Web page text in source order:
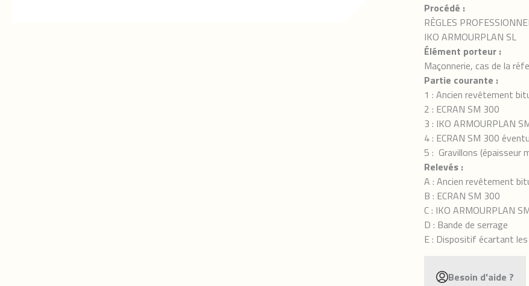
Procédé :
RÈGLES
IKO ARMOURPLAN SL
Élément porteur :
Maçonnerie, cas de la
Partie courante :
1 : Ancien revêtement
2 : ECRAN SM 300
3 : IKO ARMOURPLAN
4 : ECRAN SM 300
5 : Gravillons (épaisseur
Relevés :
A : Ancien revêtement
B : ECRAN SM 300
C : IKO ARMOURPLAN
D : Bande de serrage
E : Dispositif écartant
Besoin d'aide ?